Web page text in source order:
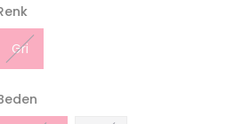
Gri